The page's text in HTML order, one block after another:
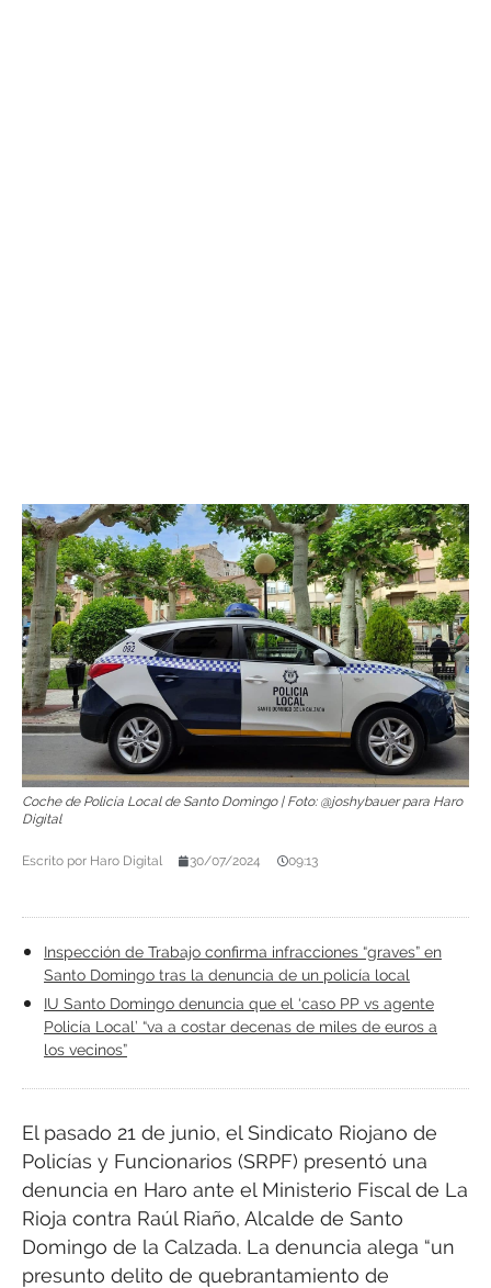
Coche de Policía Local de Santo Domingo | Foto: @joshybauer para Haro
Digital
Escrito por Haro Digital 30/07/2024 09:13
Inspección de Trabajo confirma infracciones “graves” en
Santo Domingo tras la denuncia de un policía local
IU Santo Domingo denuncia que el ‘caso PP vs agente
Policía Local’ “va a costar decenas de miles de euros a
los vecinos”
El pasado 21 de junio, el Sindicato Riojano de
Policías y Funcionarios (SRPF) presentó una
denuncia en Haro ante el Ministerio Fiscal de La
Rioja contra Raúl Riaño, Alcalde de Santo
Domingo de la Calzada. La denuncia alega “un
presunto delito de quebrantamiento de